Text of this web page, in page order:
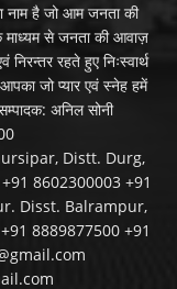
से जनता की आवाज़
निरन्तर रहते हुए निःस्वार्थ
जो प्यार एवं स्नेह हमें
अनिल सोनी
Distt. Durg,
8602300003 +91
Disst. Balrampur,
8889877500 +91